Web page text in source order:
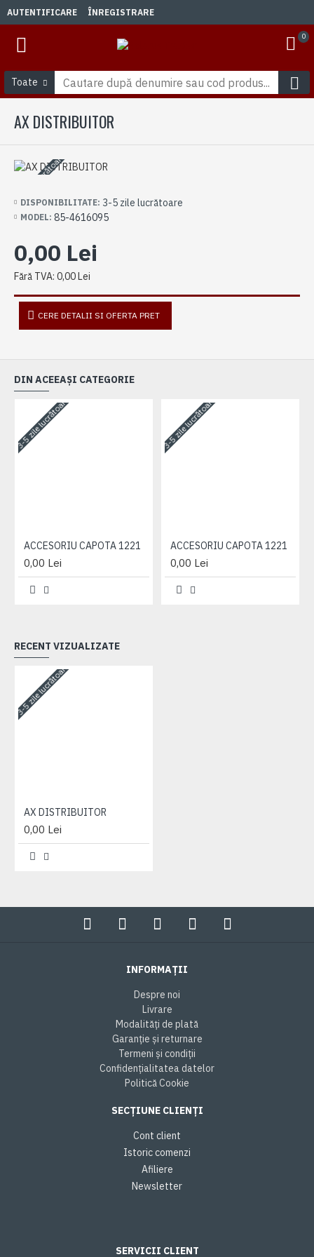
AUTENTIFICARE ÎNREGISTRARE
0
Toate
AX DISTRIBUITOR
3-5 zile lucrătoare
DISPONIBILITATE: 3-5 zile lucrătoare
MODEL: 85-4616095
0,00 Lei
Fără TVA: 0,00 Lei
CERE DETALII SI OFERTA PRET
DIN ACEEAȘI CATEGORIE
3-5 zile lucrătoare
ACCESORIU CAPOTA 1221
0,00 Lei
3-5 zile lucrătoare
ACCESORIU CAPOTA 1221
0,00 Lei
RECENT VIZUALIZATE
3-5 zile lucrătoare
AX DISTRIBUITOR
0,00 Lei
INFORMAȚII
Despre noi
Livrare
Modalități de plată
Garanție și returnare
Termeni și condiții
Confidențialitatea datelor
Politică Cookie
SECȚIUNE CLIENȚI
Cont client
Istoric comenzi
Afiliere
Newsletter
SERVICII CLIENT